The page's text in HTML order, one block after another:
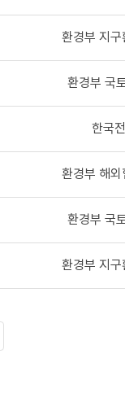
환경부 지구
환경부 국
한국
환경부 해외
환경부 국
환경부 지구
막